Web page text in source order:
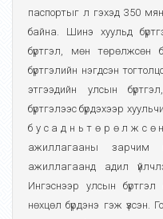
паспортыг л гэхэд 350
байна. Шинэ хуульд
бүртгэл, мөн төрөлжсөн
бүртгэлийн нэгдсэн
этгээдийн улсын
бүртгэлээс бүрдэхээр
б у с а д н ь т ө р ө л ж с ө
ажиллагааны зарчим
ажиллагаанд адил
Ингэснээр улсын
нөхцөл бүрдэнэ гэж үзсэн.